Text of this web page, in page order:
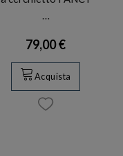
…
79,00 €
Acquista